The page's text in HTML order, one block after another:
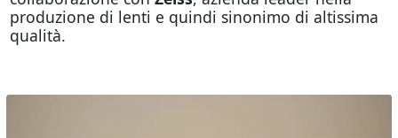
produzione di lenti e quindi sinonimo di altissima
qualità.